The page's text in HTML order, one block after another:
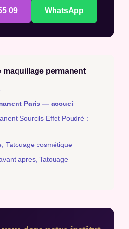
09 WhatsApp
maquillage permanent
Paris — accueil
Sourcils Effet Poudré :
Tatouage cosmétique
apres, Tatouage